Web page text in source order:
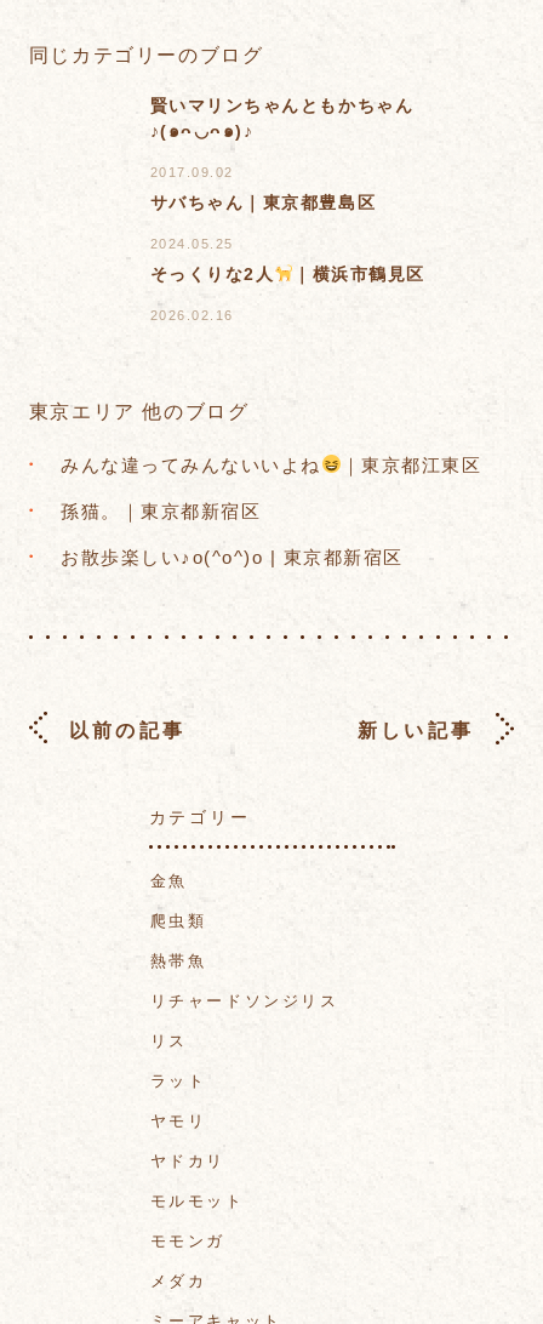
同じカテゴリーのブログ
賢いマリンちゃんともかちゃん
♪(๑ᴖ◡ᴖ๑)♪
2017.09.02
サバちゃん｜東京都豊島区
2024.05.25
そっくりな2人 ｜横浜市鶴見区
2026.02.16
東京エリア 他のブログ
みんな違ってみんないいよね ｜東京都江東区
孫猫。｜東京都新宿区
お散歩楽しい♪o(^o^)o | 東京都新宿区
以前の記事 新しい記事
カテゴリー
金魚
爬虫類
熱帯魚
リチャードソンジリス
リス
ラット
ヤモリ
ヤドカリ
モルモット
モモンガ
メダカ